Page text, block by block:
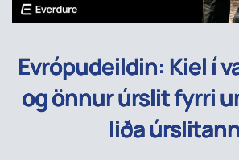
Evrópudeildin: Kiel í
og önnur úrslit fyrri
liða